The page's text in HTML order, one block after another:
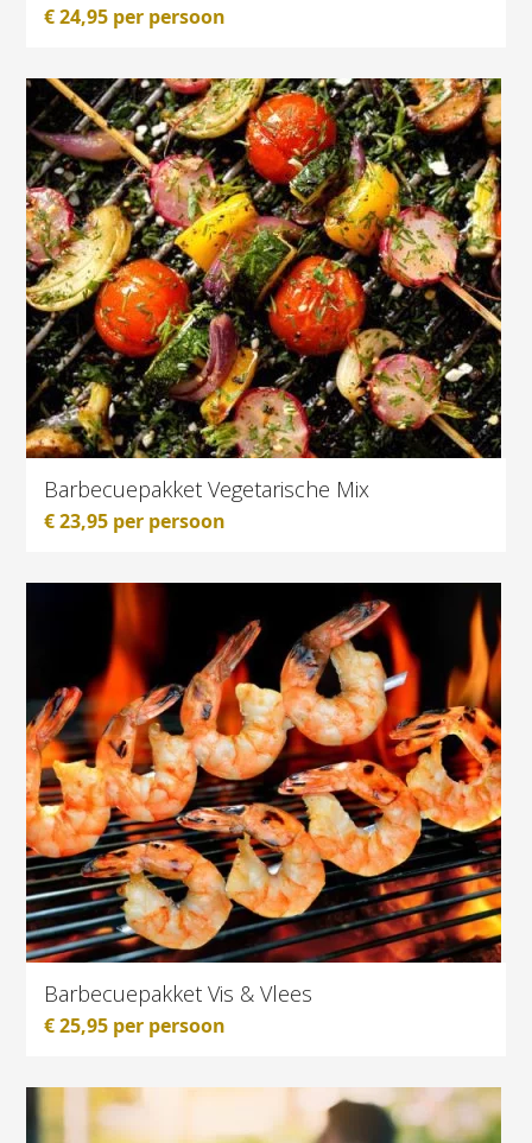
€24,95 per persoon
Barbecuepakket Vegetarische Mix
€23,95 per persoon
Barbecuepakket Vis & Vlees
€25,95 per persoon